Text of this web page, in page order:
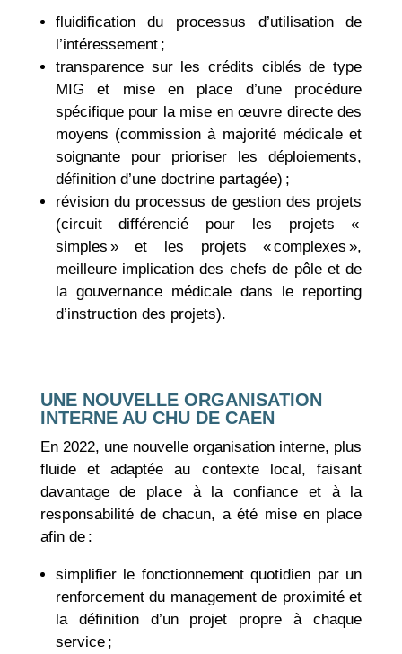
fluidification du processus d’utilisation de
l’intéressement ;
transparence sur les crédits ciblés de type
MIG et mise en place d’une procédure
spécifique pour la mise en œuvre directe des
moyens (commission à majorité médicale et
soignante pour prioriser les déploiements,
définition d’une doctrine partagée) ;
révision du processus de gestion des projets
(circuit différencié pour les projets «
simples » et les projets « complexes »,
meilleure implication des chefs de pôle et de
la gouvernance médicale dans le reporting
d’instruction des projets).
UNE NOUVELLE ORGANISATION
INTERNE AU CHU DE CAEN
En 2022, une nouvelle organisation interne, plus
fluide et adaptée au contexte local, faisant
davantage de place à la confiance et à la
responsabilité de chacun, a été mise en place
afin de :
simplifier le fonctionnement quotidien par un
renforcement du management de proximité et
la définition d’un projet propre à chaque
service ;